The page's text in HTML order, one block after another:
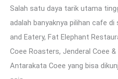
Salah satu daya tarik utama
adalah banyaknya pilihan cafe di
and Eatery, Fat Elephant
Coee Roasters, Jenderal Coee
Antarakata Coee yang bisa